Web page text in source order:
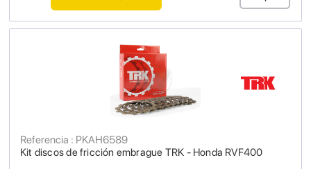
Kit discos de fricción embrague TRK - Honda RVF400
Referencia : PKAH6589